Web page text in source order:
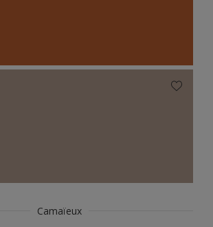
Camaïeux